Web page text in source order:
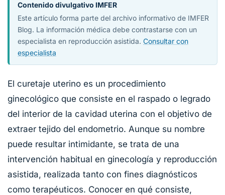
Contenido divulgativo IMFER
Este artículo forma parte del archivo informativo de IMFER
Blog. La información médica debe contrastarse con un
especialista en reproducción asistida. Consultar con
especialista
El curetaje uterino es un procedimiento
ginecológico que consiste en el raspado o legrado
del interior de la cavidad uterina con el objetivo de
extraer tejido del endometrio. Aunque su nombre
puede resultar intimidante, se trata de una
intervención habitual en ginecología y reproducción
asistida, realizada tanto con fines diagnósticos
como terapéuticos. Conocer en qué consiste,